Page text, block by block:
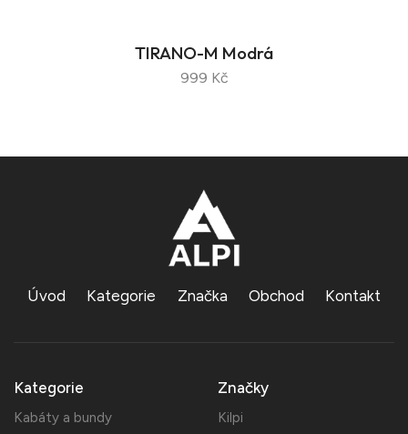
TIRANO-M Modrá
999 Kč
Úvod Kategorie Značka Obchod Kontakt
Kategorie
Kabáty a bundy
Značky
Kilpi